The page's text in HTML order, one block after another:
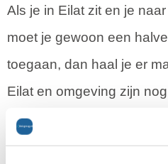
Als je in Eilat zit en je
moet je gewoon een
toegaan, dan haal je er
Eilat en omgeving zijn
bezienswaardigheden,
geweest. Er is o.a. een